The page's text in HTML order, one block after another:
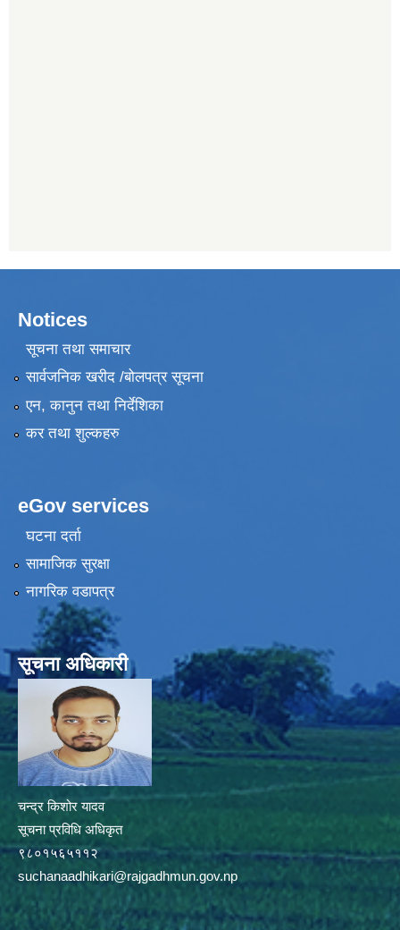
Notices
सूचना तथा समाचार
सार्वजनिक खरीद /बोलपत्र सूचना
एन, कानुन तथा निर्देशिका
कर तथा शुल्कहरु
eGov services
घटना दर्ता
सामाजिक सुरक्षा
नागरिक वडापत्र
सूचना अधिकारी
चन्द्र किशोर यादव
सूचना प्रविधि अधिकृत
९८०१५६५११२
suchanaadhikari@rajgadhmun.gov.np